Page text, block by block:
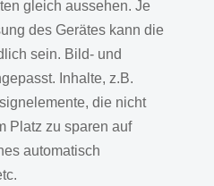
gleich aussehen. Je
des Gerätes kann die
sein. Bild- und
Inhalte, z.B.
die nicht
Platz zu sparen auf
automatisch